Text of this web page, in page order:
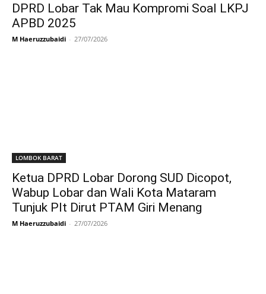
DPRD Lobar Tak Mau Kompromi Soal LKPJ
APBD 2025
M Haeruzzubaidi - 27/07/2026
LOMBOK BARAT
Ketua DPRD Lobar Dorong SUD Dicopot,
Wabup Lobar dan Wali Kota Mataram
Tunjuk Plt Dirut PTAM Giri Menang
M Haeruzzubaidi - 27/07/2026